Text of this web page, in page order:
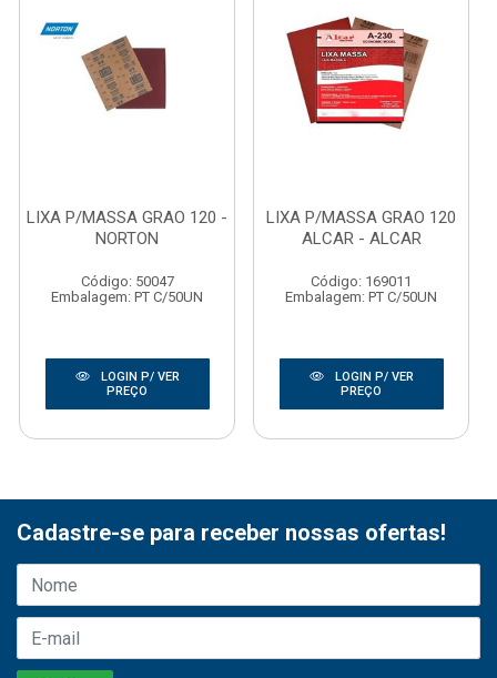
LIXA P/MASSA GRAO 120 -
NORTON
Código: 50047
Embalagem: PT C/50UN
LOGIN P/ VER
PREÇO
LIXA P/MASSA GRAO 120
ALCAR - ALCAR
Código: 169011
Embalagem: PT C/50UN
LOGIN P/ VER
PREÇO
Cadastre-se para receber nossas ofertas!